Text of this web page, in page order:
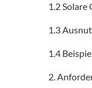
1.2 Solare
1.3
1.4
2.